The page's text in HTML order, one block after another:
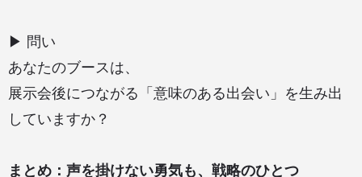
▶ 問い
あなたのブースは、
展示会後につながる「意味のある出会い」を生み出
していますか？
まとめ：声を掛けない勇気も、戦略のひとつ